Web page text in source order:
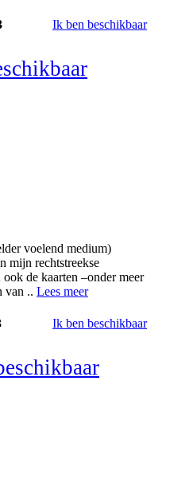
Ik ben beschikbaar
voelend medium)
mijn rechtstreekse
de kaarten –onder meer
van .. Lees meer
Ik ben beschikbaar